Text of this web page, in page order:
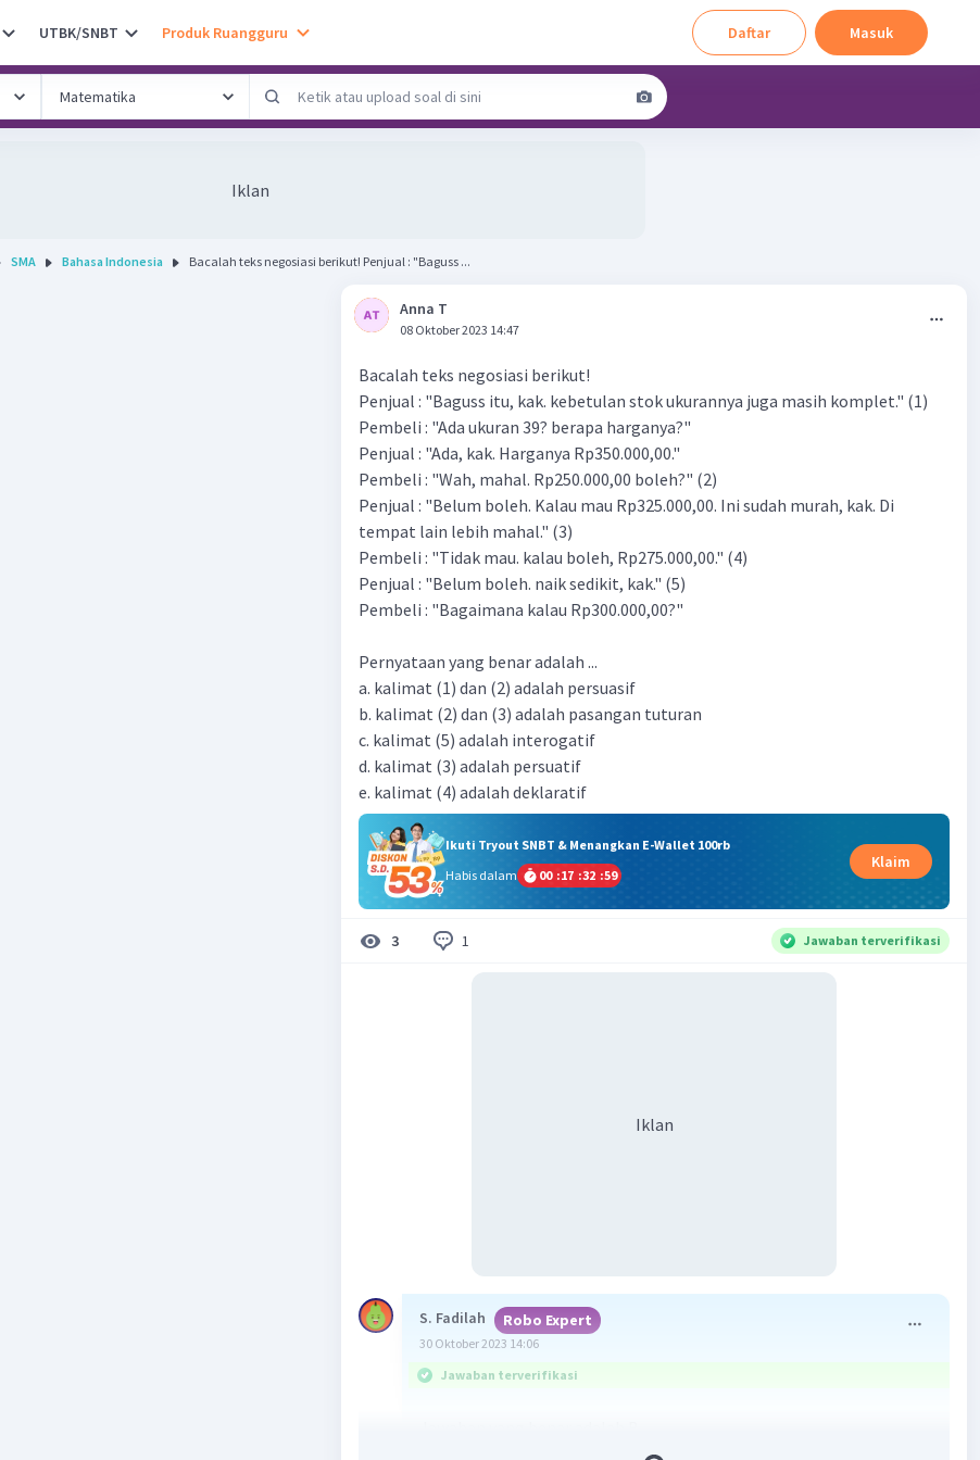
UTBK/SNBT Produk Ruangguru Daftar Masuk
Iklan
SMA Bahasa Indonesia Bacalah teks negosiasi berikut! Penjual : "Baguss ...
Anna T
08 Oktober 2023 14:47
Bacalah teks negosiasi berikut!
Penjual : "Baguss itu, kak. kebetulan stok ukurannya juga masih komplet." (1)
Pembeli : "Ada ukuran 39? berapa harganya?"
Penjual : "Ada, kak. Harganya Rp350.000,00."
Pembeli : "Wah, mahal. Rp250.000,00 boleh?" (2)
Penjual : "Belum boleh. Kalau mau Rp325.000,00. Ini sudah murah, kak. Di
tempat lain lebih mahal." (3)
Pembeli : "Tidak mau. kalau boleh, Rp275.000,00." (4)
Penjual : "Belum boleh. naik sedikit, kak." (5)
Pembeli : "Bagaimana kalau Rp300.000,00?"
Pernyataan yang benar adalah ...
a. kalimat (1) dan (2) adalah persuasif
b. kalimat (2) dan (3) adalah pasangan tuturan
c. kalimat (5) adalah interogatif
d. kalimat (3) adalah persuatif
e. kalimat (4) adalah deklaratif
Ikuti Tryout SNBT & Menangkan E-Wallet 100rb
Habis dalam
00 :17 :32 :58
Klaim
3 1 Jawaban terverifikasi
Iklan
S. Fadilah Robo Expert
30 Oktober 2023 14:06
Jawaban terverifikasi